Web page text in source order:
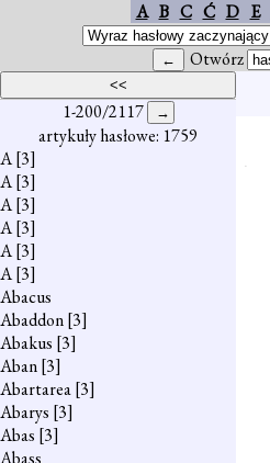
A B C Ć D E
Otwórz
1-200/2117
artykuły hasłowe: 1759
A[3]
A[3]
A[3]
A[3]
A[3]
A[3]
Abacus
Abaddon[3]
Abakus [3]
Aban[3]
Abartarea[3]
Abarys [3]
Abas [3]
Abass